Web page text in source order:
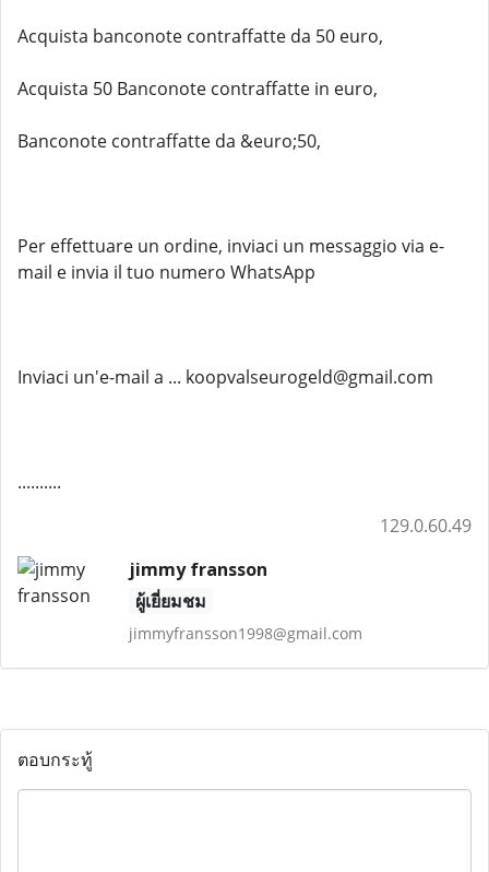
Acquista banconote contraffatte da 50 euro,
Acquista 50 Banconote contraffatte in euro,
Banconote contraffatte da &euro;50,
Per effettuare un ordine, inviaci un messaggio via e-
mail e invia il tuo numero WhatsApp
Inviaci un'e-mail a ... koopvalseurogeld@gmail.com
..........
129.0.60.49
jimmy fransson
ผู้เยี่ยมชม
jimmyfransson1998@gmail.com
ตอบกระทู้